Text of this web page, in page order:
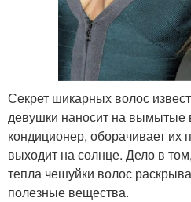
Секрет шикарных волос
девушки наносит на
кондиционер, оборачивает их
выходит на солнце. Дело в
тепла чешуйки волос
полезные вещества.